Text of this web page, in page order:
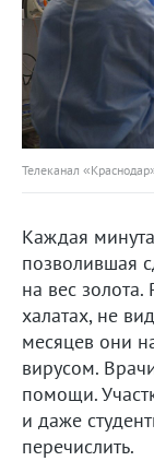
Телеканал
Каждая
позволившая
на вес
халатах, не
месяцев они
вирусом.
помощи.
и даже
перечислить.